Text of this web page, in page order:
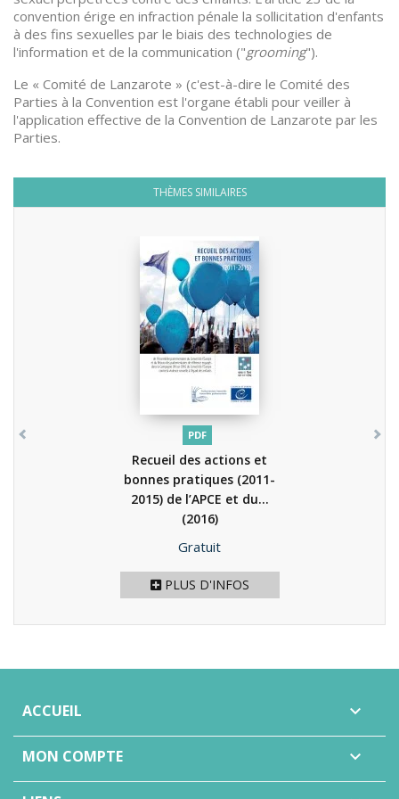
convention érige en infraction pénale la sollicitation d'enfants
à des fins sexuelles par le biais des technologies de
l'information et de la communication ("grooming").
Le « Comité de Lanzarote » (c'est-à-dire le Comité des
Parties à la Convention est l'organe établi pour veiller à
l'application effective de la Convention de Lanzarote par les
Parties.
THÈMES SIMILAIRES
PDF
Recueil des actions et
bonnes pratiques (2011-
2015) de l’APCE et du...
(2016)
Prix
Gratuit
PLUS D'INFOS
ACCUEIL 
MON COMPTE 